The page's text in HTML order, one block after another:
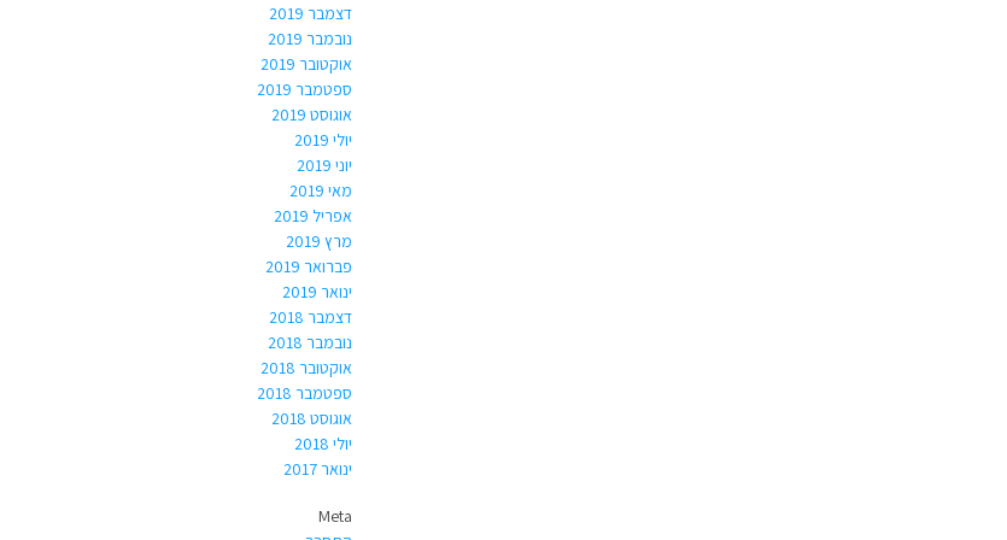
דצמבר 2019
נובמבר 2019
אוקטובר 2019
ספטמבר 2019
אוגוסט 2019
יולי 2019
יוני 2019
מאי 2019
אפריל 2019
מרץ 2019
פברואר 2019
ינואר 2019
דצמבר 2018
נובמבר 2018
אוקטובר 2018
ספטמבר 2018
אוגוסט 2018
יולי 2018
ינואר 2017
Meta